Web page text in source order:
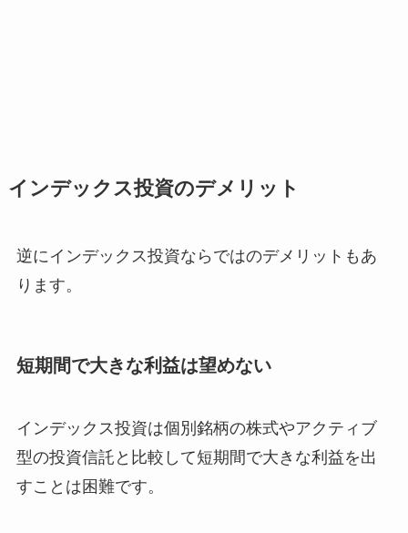
インデックス投資のデメリット
逆にインデックス投資ならではのデメリットもあ
ります。
短期間で大きな利益は望めない
インデックス投資は個別銘柄の株式やアクティブ
型の投資信託と比較して短期間で大きな利益を出
すことは困難です。